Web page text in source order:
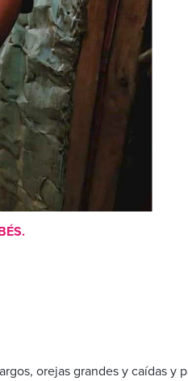
orejas grandes y caídas y